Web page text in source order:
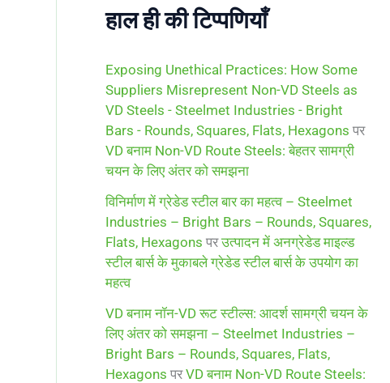
हाल ही की टिप्पणियाँ
Exposing Unethical Practices: How Some
Suppliers Misrepresent Non-VD Steels as
VD Steels - Steelmet Industries - Bright
Bars - Rounds, Squares, Flats, Hexagons पर
VD बनाम Non-VD Route Steels: बेहतर सामग्री
चयन के लिए अंतर को समझना
विनिर्माण में ग्रेडेड स्टील बार का महत्व – Steelmet
Industries – Bright Bars – Rounds, Squares,
Flats, Hexagons परउत्पादन में अनग्रेडेड माइल्ड
स्टील बार्स के मुकाबले ग्रेडेड स्टील बार्स के उपयोग का
महत्व
VD बनाम नॉन-VD रूट स्टील्स: आदर्श सामग्री चयन के
लिए अंतर को समझना – Steelmet Industries –
Bright Bars – Rounds, Squares, Flats,
Hexagons परVD बनाम Non-VD Route Steels: